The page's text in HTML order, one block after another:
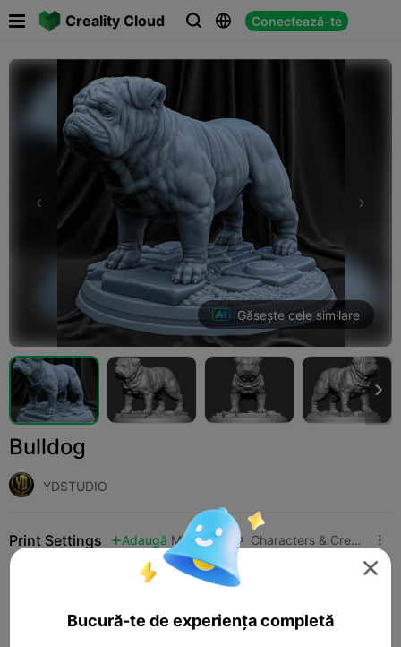
Creality Cloud   Conectează-te
 
Găsește cele similare

Bulldog
YDSTUDIO
Print Settings  Adaugă Miniatures  Characters & Creatures 
Câștigă mai multe puncte

Bucură-te de experiența completă